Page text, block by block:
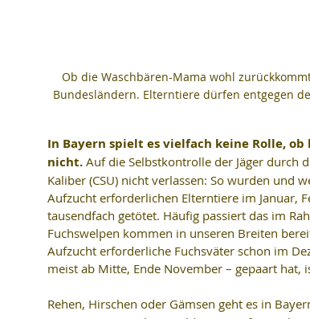
Ob die Waschbären-Mama wohl
Bundesländern. Elterntiere dürfen entgegen
In Bayern spielt es vielfach keine Rolle,
nicht. Auf die Selbstkontrolle der Jäger durch
Kaliber (CSU) nicht verlassen: So wurden und
Aufzucht erforderlichen Elterntiere im Januar,
tausendfach getötet. Häufig passiert das im
Fuchswelpen kommen in unseren Breiten
Aufzucht erforderliche Fuchsväter schon im
meist ab Mitte, Ende November – gepaart hat,
Rehen, Hirschen oder Gämsen geht es in